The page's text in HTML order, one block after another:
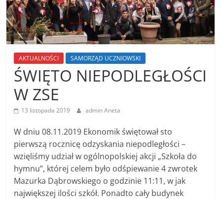
AKTUALNOŚCI SAMORZĄD UCZNIOWSKI
ŚWIĘTO NIEPODLEGŁOŚCI
W ZSE
13 listopada 2019 admin Aneta
W dniu 08.11.2019 Ekonomik świętował sto
pierwszą rocznicę odzyskania niepodległości –
wzięliśmy udział w ogólnopolskiej akcji „Szkoła do
hymnu”, której celem było odśpiewanie 4 zwrotek
Mazurka Dąbrowskiego o godzinie 11:11, w jak
największej ilości szkół. Ponadto cały budynek